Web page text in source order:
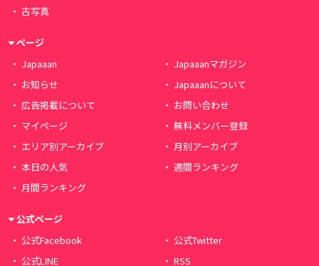
古写真
ページ
Japaaan
Japaaanマガジン
お知らせ
Japaaanについて
広告掲載について
お問い合わせ
マイページ
無料メンバー登録
エリア別アーカイブ
月別アーカイブ
本日の人気
週間ランキング
月間ランキング
公式ページ
公式Facebook
公式Twitter
公式LINE
RSS